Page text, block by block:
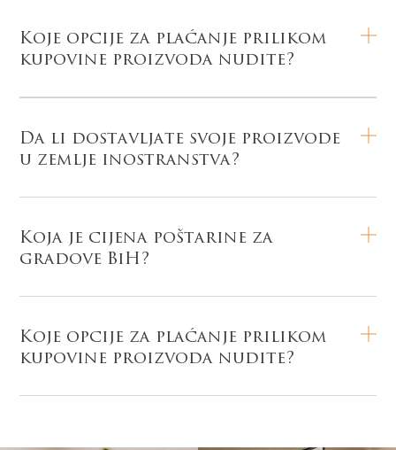
Koje opcije za plaćanje prilikom
kupovine proizvoda nudite?
Da li dostavljate svoje proizvode
u zemlje inostranstva?
Koja je cijena poštarine za
gradove BiH?
Koje opcije za plaćanje prilikom
kupovine proizvoda nudite?